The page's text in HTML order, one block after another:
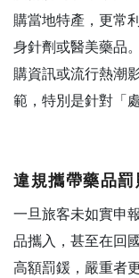
購當地特產，更常
身針劑或醫美藥品
購資訊或流行熱潮
範，特別是針對「
違規攜帶藥品罰
一旦旅客未如實申
品攜入，甚至在回
高額罰鍰，嚴重者